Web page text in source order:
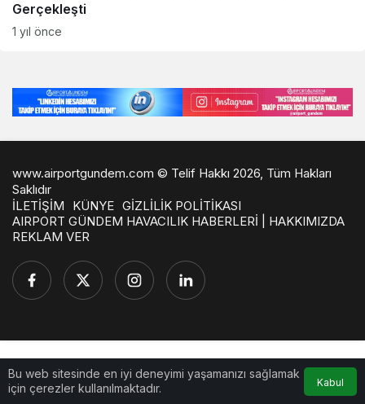
Gerçekleşti
1 yıl önce
Bu web sitesinde en iyi deneyimi yaşamanızı sağlamak
için çerezler kullanılmaktadır.
Kabul
www.airportgundem.com © Telif Hakkı 2026, Tüm Hakları
Saklıdır
İLETİŞİM
KÜNYE GİZLİLİK POLİTİKASI
AIRPORT GÜNDEM HAVACILIK HABERLERİ | HAKKIMIZDA
REKLAM VER